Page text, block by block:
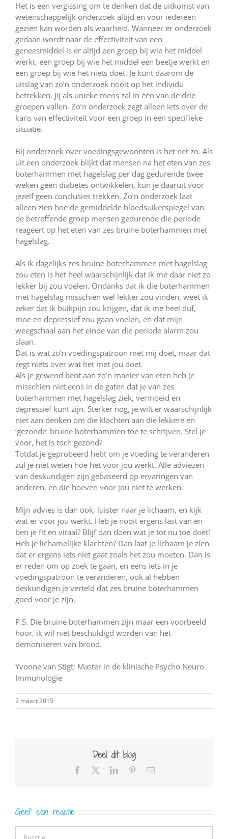
Het is een vergissing om te denken dat de uitkomst van
wetenschappelijk onderzoek altijd en voor iedereen
gezien kan worden als waarheid. Wanneer er onderzoek
gedaan wordt naar de effectiviteit van een
geneesmiddel is er altijd een groep bij wie het middel
werkt, een groep bij wie het middel een beetje werkt en
een groep bij wie het niets doet. Je kunt daarom de
uitslag van zo’n onderzoek nooit op het individu
betrekken. Jij als unieke mens zal in één van de drie
groepen vallen. Zo’n onderzoek zegt alleen iets over de
kans van effectiviteit voor een groep in een specifieke
situatie.
Bij onderzoek over voedingsgewoonten is het net zo. Als
uit een onderzoek blijkt dat mensen na het eten van zes
boterhammen met hagelslag per dag gedurende twee
weken geen diabetes ontwikkelen, kun je daaruit voor
jezelf geen conclusies trekken. Zo’n onderzoek laat
alleen zien hoe de gemiddelde bloedsuikerspiegel van
de betreffende groep mensen gedurende die periode
reageert op het eten van zes bruine boterhammen met
hagelslag.
Als ik dagelijks zes bruine boterhammen met hagelslag
zou eten is het heel waarschijnlijk dat ik me daar niet zo
lekker bij zou voelen. Ondanks dat ik die boterhammen
met hagelslag misschien wel lekker zou vinden, weet ik
zeker dat ik buikpijn zou krijgen, dat ik me heel duf,
moe en depressief zou gaan voelen, en dat mijn
weegschaal aan het einde van die periode alarm zou
slaan.
Dat is wat zo’n voedingspatroon met mij doet, maar dat
zegt niets over wat het met jou doet.
Als je gewend bent aan zo’n manier van eten heb je
misschien niet eens in de gaten dat je van zes
boterhammen met hagelslag ziek, vermoeid en
depressief kunt zijn. Sterker nog, je wilt er waarschijnlijk
niet aan denken om die klachten aan die lekkere en
‘gezonde’ bruine boterhammen toe te schrijven. Stel je
voor, het is toch gezond?
Totdat je geprobeerd hebt om je voeding te veranderen
zul je niet weten hoe het voor jou werkt. Alle adviezen
van deskundigen zijn gebaseerd op ervaringen van
anderen, en die hoeven voor jou niet te werken.
Mijn advies is dan ook, luister naar je lichaam, en kijk
wat er voor jou werkt. Heb je nooit ergens last van en
ben je fit en vitaal? Blijf dan doen wat je tot nu toe doet!
Heb je lichamelijke klachten? Dan laat je lichaam je zien
dat er ergens iets niet gaat zoals het zou moeten. Dan is
er reden om op zoek te gaan, en eens iets in je
voedingspatroon te veranderen, ook al hebben
deskundigen je verteld dat zes bruine boterhammen
goed voor je zijn.
P.S. Die bruine boterhammen zijn maar een voorbeeld
hoor, ik wil niet beschuldigd worden van het
demoniseren van brood.
Yvonne van Stigt; Master in de klinische Psycho Neuro
Immunologie
2 maart 2015
Deel dit blog
Facebook LinkedInPinterest
E-
Geef een reactie